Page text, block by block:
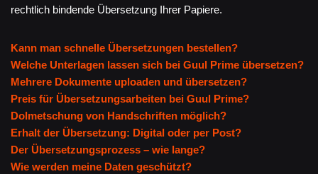
rechtlich bindende Übersetzung Ihrer Papiere.
Kann man schnelle Übersetzungen bestellen?
Welche Unterlagen lassen sich bei Guul Prime übersetzen?
Mehrere Dokumente uploaden und übersetzen?
Preis für Übersetzungsarbeiten bei Guul Prime?
Dolmetschung von Handschriften möglich?
Erhalt der Übersetzung: Digital oder per Post?
Der Übersetzungsprozess – wie lange?
Wie werden meine Daten geschützt?